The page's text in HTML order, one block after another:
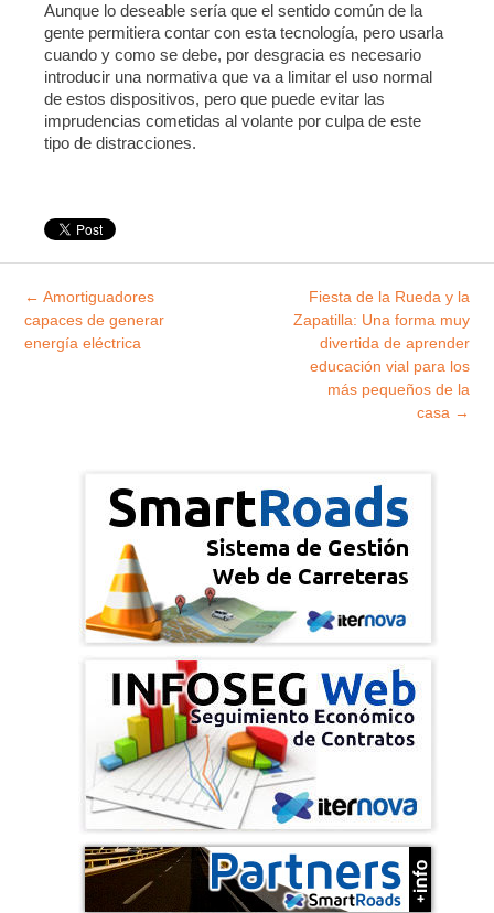
Aunque lo deseable sería que el sentido común de la
gente permitiera contar con esta tecnología, pero usarla
cuando y como se debe, por desgracia es necesario
introducir una normativa que va a limitar el uso normal
de estos dispositivos, pero que puede evitar las
imprudencias cometidas al volante por culpa de este
tipo de distracciones.
Explorar
entradas
← Amortiguadores
capaces de generar
energía eléctrica
Fiesta de la Rueda y la
Zapatilla: Una forma muy
divertida de aprender
educación vial para los
más pequeños de la
casa →